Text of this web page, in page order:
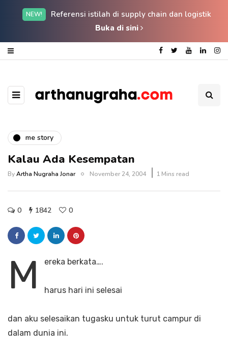
NEW!
Referensi istilah di supply chain dan logistik
Buka di sini
me story
Kalau Ada Kesempatan
ByArtha Nugraha Jonar November 24, 2004 1 Mins read
0 1842 0
M ereka berkata….
harus hari ini selesai
dan aku selesaikan tugasku untuk turut campur di
dalam dunia ini.